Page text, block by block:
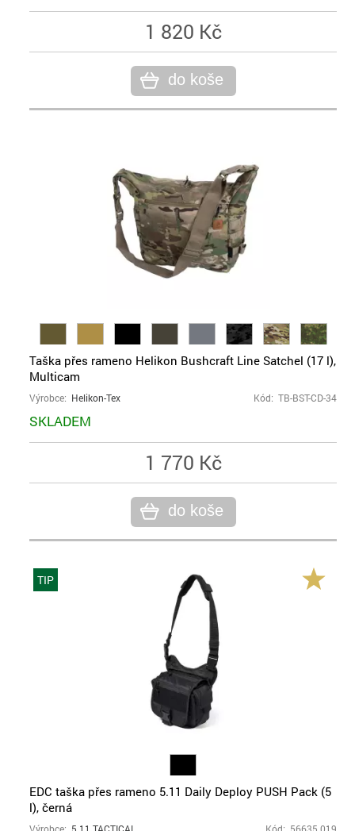
1 820 Kč
do koše
Taška přes rameno Helikon Bushcraft Line Satchel (17 l),
Multicam
Výrobce: Helikon-Tex Kód: TB-BST-CD-34
SKLADEM
1 770 Kč
do koše
TIP
EDC taška přes rameno 5.11 Daily Deploy PUSH Pack (5
l), černá